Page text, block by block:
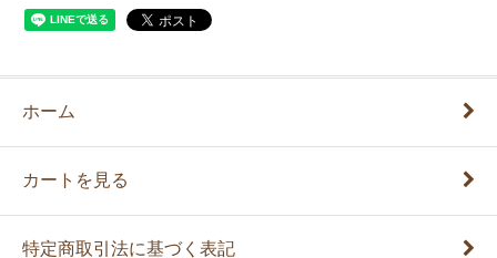
ホーム
カートを見る
特定商取引法に基づく表記